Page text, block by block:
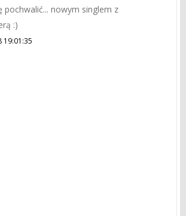
pochwalić... nowym singlem z
:)
19:01:35